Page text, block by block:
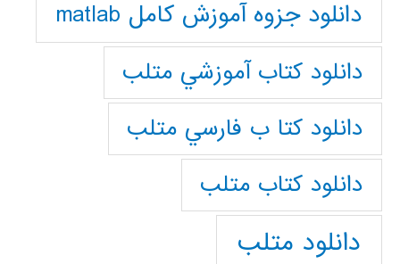
دانلود جزوه آموزش کامل matlab
دانلود كتاب آموزشي متلب
دانلود كتا ب فارسي متلب
دانلود كتاب متلب
دانلود متلب